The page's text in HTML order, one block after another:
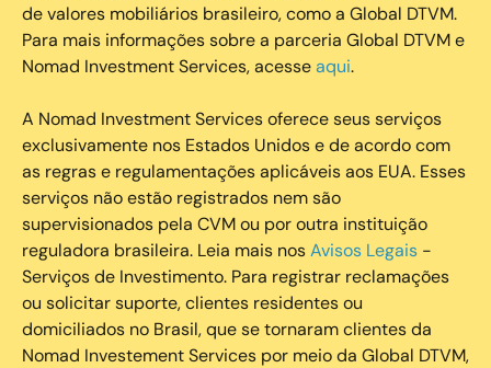
de valores mobiliários brasileiro, como a Global DTVM.
Para mais informações sobre a parceria Global DTVM e
Nomad Investment Services, acesseaqui.
A Nomad Investment Services oferece seus serviços
exclusivamente nos Estados Unidos e de acordo com
as regras e regulamentações aplicáveis aos EUA. Esses
serviços não estão registrados nem são
supervisionados pela CVM ou por outra instituição
reguladora brasileira. Leia mais nosAvisos Legais -
Serviços de Investimento. Para registrar reclamações
ou solicitar suporte, clientes residentes ou
domiciliados no Brasil, que se tornaram clientes da
Nomad Investement Services por meio da Global DTVM,